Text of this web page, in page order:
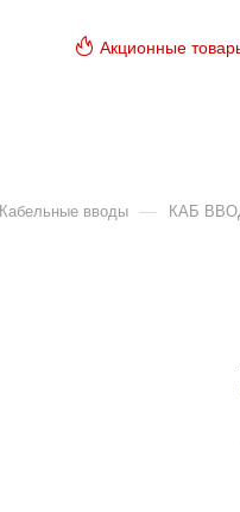
Акционные
Кабельные вводы — КАБ